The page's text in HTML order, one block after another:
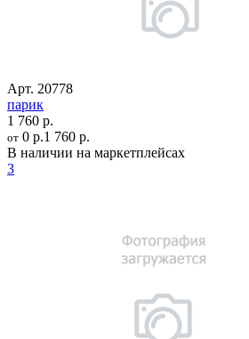
Арт. 20778
парик
1 760 р.
от 0 р.1 760 р.
В наличии на маркетплейсах
3